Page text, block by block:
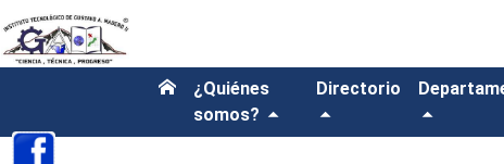
¿Quiénes
somos?
Directorio